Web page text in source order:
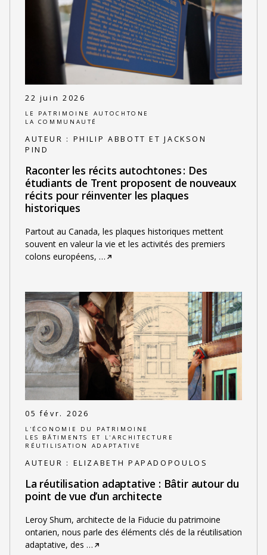
22 juin 2026
LE PATRIMOINE AUTOCHTONE
LA COMMUNAUTÉ
AUTEUR : PHILIP ABBOTT ET JACKSON
PIND
Raconter les récits autochtones : Des
étudiants de Trent proposent de nouveaux
récits pour réinventer les plaques
historiques
Partout au Canada, les plaques historiques mettent
souvent en valeur la vie et les activités des premiers
colons européens, …
05 févr. 2026
L'ÉCONOMIE DU PATRIMOINE
LES BÂTIMENTS ET L'ARCHITECTURE
RÉUTILISATION ADAPTATIVE
AUTEUR : ELIZABETH PAPADOPOULOS
La réutilisation adaptative : Bâtir autour du
point de vue d’un architecte
Leroy Shum, architecte de la Fiducie du patrimoine
ontarien, nous parle des éléments clés de la réutilisation
adaptative, des …